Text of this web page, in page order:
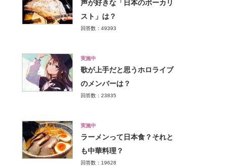
声が好きな「日本のボーカリ
スト」は？
回答数：49393
実施中
歌が上手だと思うホロライブ
のメンバーは？
回答数：23835
実施中
ラーメンって日本食？それと
も中華料理？
回答数：19628